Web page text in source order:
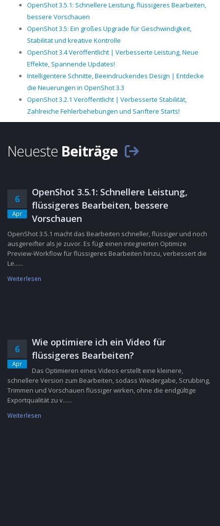
OpenShot 3.5.1: Schnellere Leistung, flüssigeres Bearbeiten,
bessere Vorschauen
OpenShot 3.5: Ein großes Upgrade für Geschwindigkeit,
Stabilität und kreative Kontrolle
OpenShot 3.4 Veröffentlicht | Verbesserte Leistung, Neue
Effekte, Spannende Updates!
Intelligentere Schnitte, Beeindruckendes Design | Entdecke
die Neuerungen in OpenShot 3.3
OpenShot 3.2.1 Veröffentlicht | Verbesserte Stabilität,
Zahlreiche Fehlerbehebungen und Sanftere Starts!
Neueste Beiträge
6
Apr
OpenShot 3.5.1: Schnellere Leistung,
flüssigeres Bearbeiten, bessere
Vorschauen
OpenShot 3.5.1 macht das Bearbeiten schneller, flüssiger und noch
ausgereifter als je zuvor. Es fügt einen integrierten Optimize
Preview-Workflow für flüssigeres Bearbeiten hinzu, verbessert die
Le......
Weiterlesen
6
Apr
Wie optimiere ich ein Video für
flüssigeres Bearbeiten?
Das Optimieren eines Videos erstellt eine kleinere,
schnellere Version zum Bearbeiten, sodass Wiedergabe, Scrubbing,
Trimmen und Vorschauen flüssiger wirken, ohne die endgültige
Exportqualität zu v......
Weiterlesen